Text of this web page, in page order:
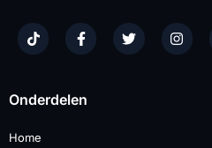
Onderdelen
Home